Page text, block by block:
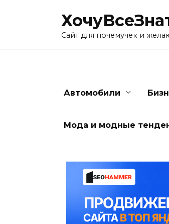
Сайт для почемучек и
Автомобили
Мода и модные